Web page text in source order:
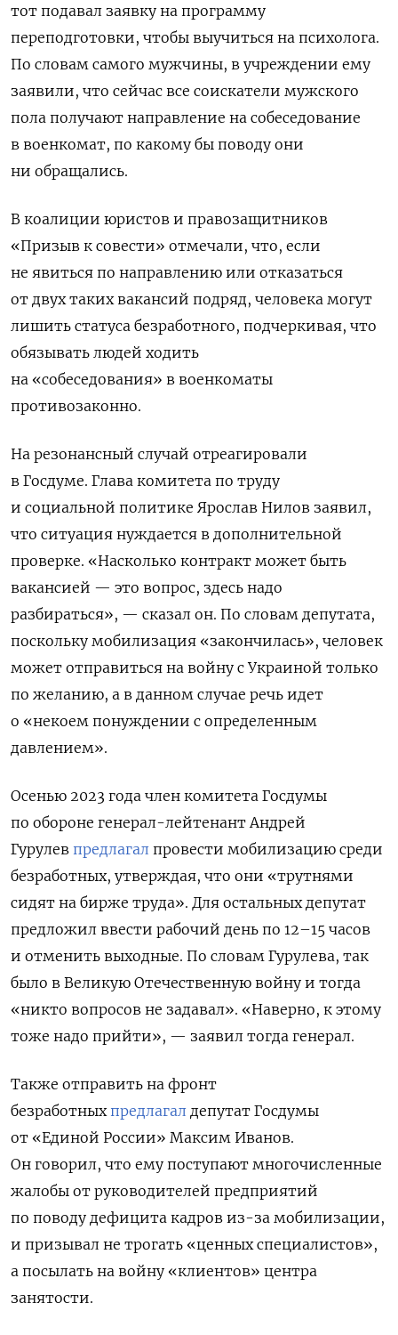
тот подавал заявку на программу
переподготовки, чтобы выучиться на психолога.
По словам самого мужчины, в учреждении ему
заявили, что сейчас все соискатели мужского
пола получают направление на собеседование
в военкомат, по какому бы поводу они
ни обращались.
В коалиции юристов и правозащитников
«Призыв к совести» отмечали, что, если
не явиться по направлению или отказаться
от двух таких вакансий подряд, человека могут
лишить статуса безработного, подчеркивая, что
обязывать людей ходить
на «собеседования» в военкоматы
противозаконно.
На резонансный случай отреагировали
в Госдуме. Глава комитета по труду
и социальной политике Ярослав Нилов заявил,
что ситуация нуждается в дополнительной
проверке. «Насколько контракт может быть
вакансией — это вопрос, здесь надо
разбираться», — сказал он. По словам депутата,
поскольку мобилизация «закончилась», человек
может отправиться на войну с Украиной только
по желанию, а в данном случае речь идет
о «некоем понуждении с определенным
давлением».
Осенью 2023 года член комитета Госдумы
по обороне генерал-лейтенант Андрей
Гурулев предлагал провести мобилизацию среди
безработных, утверждая, что они «трутнями
сидят на бирже труда». Для остальных депутат
предложил ввести рабочий день по 12–15 часов
и отменить выходные. По словам Гурулева, так
было в Великую Отечественную войну и тогда
«никто вопросов не задавал». «Наверно, к этому
тоже надо прийти», — заявил тогда генерал.
Также отправить на фронт
безработных предлагал депутат Госдумы
от «Единой России» Максим Иванов.
Он говорил, что ему поступают многочисленные
жалобы от руководителей предприятий
по поводу дефицита кадров из-за мобилизации,
и призывал не трогать «ценных специалистов»,
а посылать на войну «клиентов» центра
занятости.